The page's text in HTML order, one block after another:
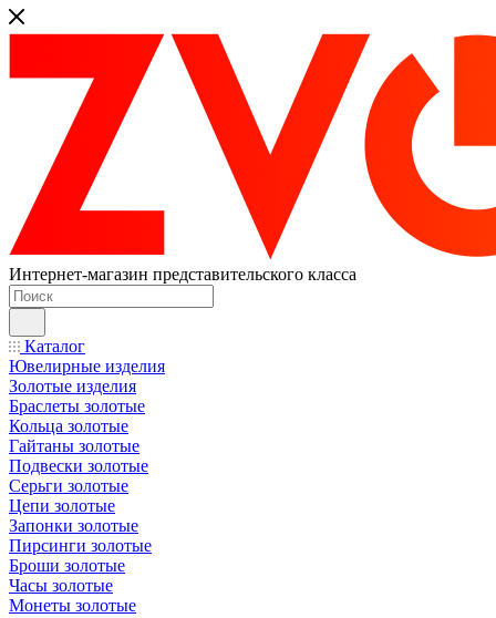
Интернет-магазин представительского класса
Каталог
Ювелирные изделия
Золотые изделия
Браслеты золотые
Кольца золотые
Гайтаны золотые
Подвески золотые
Серьги золотые
Цепи золотые
Запонки золотые
Пирсинги золотые
Броши золотые
Часы золотые
Монеты золотые